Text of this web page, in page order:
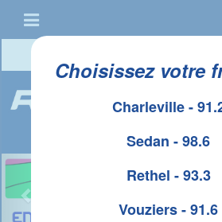
Choisissez votre
Charleville -
Sedan - 98.6
Rethel - 93.3
Vouziers - 91.6